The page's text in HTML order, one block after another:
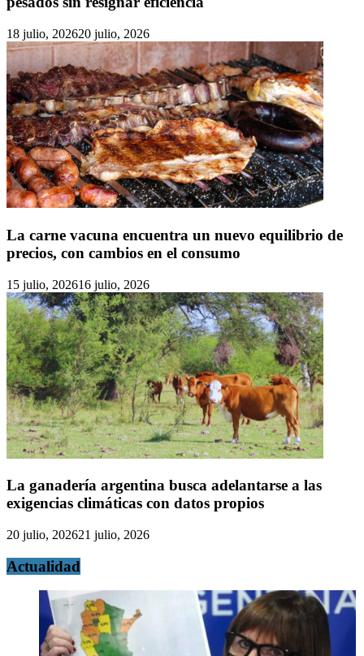
18 julio, 202620 julio, 2026
La carne vacuna encuentra un nuevo equilibrio de
precios, con cambios en el consumo
15 julio, 202616 julio, 2026
La ganadería argentina busca adelantarse a las
exigencias climáticas con datos propios
20 julio, 202621 julio, 2026
Actualidad